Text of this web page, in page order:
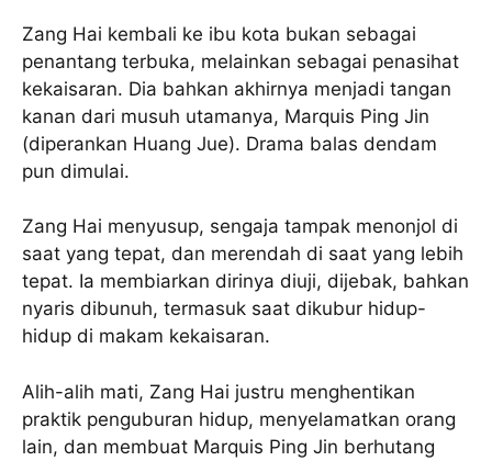
Zang Hai kembali ke ibu kota bukan sebagai
penantang terbuka, melainkan sebagai penasihat
kekaisaran. Dia bahkan akhirnya menjadi tangan
kanan dari musuh utamanya, Marquis Ping Jin
(diperankan Huang Jue). Drama balas dendam
pun dimulai.
Zang Hai menyusup, sengaja tampak menonjol di
saat yang tepat, dan merendah di saat yang lebih
tepat. Ia membiarkan dirinya diuji, dijebak, bahkan
nyaris dibunuh, termasuk saat dikubur hidup-
hidup di makam kekaisaran.
Alih-alih mati, Zang Hai justru menghentikan
praktik penguburan hidup, menyelamatkan orang
lain, dan membuat Marquis Ping Jin berhutang